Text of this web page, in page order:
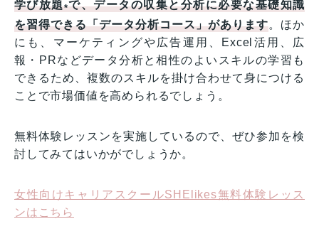
学び放題*で、データの収集と分析に必要な基礎知識
を習得できる「データ分析コース」があります。ほか
にも、マーケティングや広告運用、Excel活用、広
報・PRなどデータ分析と相性のよいスキルの学習も
できるため、複数のスキルを掛け合わせて身につける
ことで市場価値を高められるでしょう。
無料体験レッスンを実施しているので、ぜひ参加を検
討してみてはいかがでしょうか。
女性向けキャリアスクールSHElikes無料体験レッス
ンはこちら